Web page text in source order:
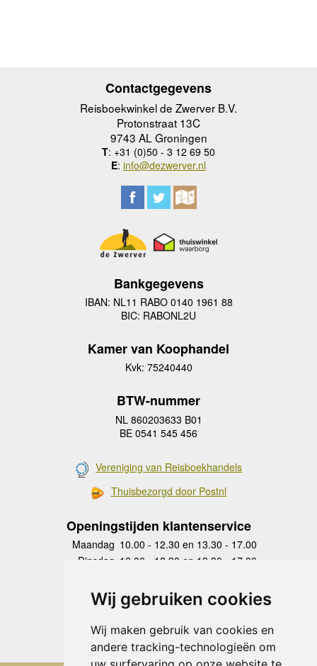
Wij gebruiken cookies
Wij maken gebruik van cookies en
andere tracking-technologieën om
Contactgegevens
Reisboekwinkel de Zwerver B.V.
Protonstraat 13C
9743 AL Groningen
T: +31 (0)50 - 3 12 69 50
E: info@dezwerver.nl
Bankgegevens
IBAN: NL11 RABO 0140 1961 88
BIC: RABONL2U
Kamer van Koophandel
Kvk: 75240440
BTW-nummer
NL 860203633 B01
BE 0541 545 456
Vereniging van Reisboekhandels
Thuisbezorgd door Postnl
Openingstijden klantenservice
Maandag 10.00 - 12.30 en 13.30 - 17.00
Dinsdag 10.00 - 12.30 en 13.30 - 17.00
Donderdag
10.00 - 12.30 en 13.30 - 17.00
Vrijdag 10.00 - 12.30 en 13.30 - 17.00
Zaterdag
gesloten
Zondag gesloten